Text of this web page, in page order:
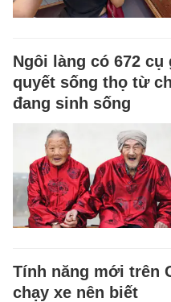
Ngôi làng có 672
quyết sống thọ từ
đang sinh sống
Tính năng mới trên
chạy xe nên biết